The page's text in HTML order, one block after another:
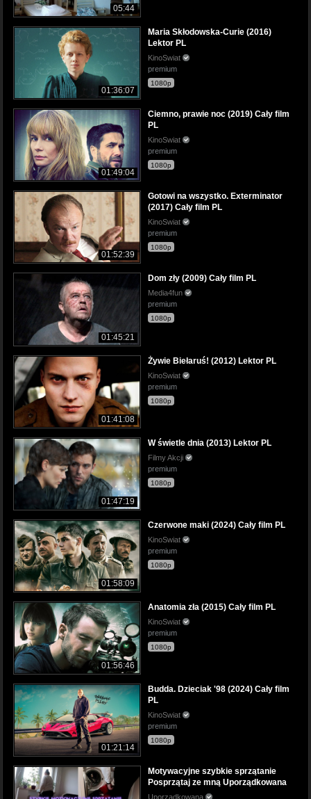
05:44
01:36:07
Maria Skłodowska-Curie (2016)
Lektor PL
KinoSwiat
premium
1080p
01:49:04
Ciemno, prawie noc (2019) Cały film
PL
KinoSwiat
premium
1080p
01:52:39
Gotowi na wszystko. Exterminator
(2017) Cały film PL
KinoSwiat
premium
1080p
01:45:21
Dom zły (2009) Cały film PL
Media4fun
premium
1080p
01:41:08
Żywie Biełaruś! (2012) Lektor PL
KinoSwiat
premium
1080p
01:47:19
W świetle dnia (2013) Lektor PL
Filmy Akcji
premium
1080p
01:58:09
Czerwone maki (2024) Cały film PL
KinoSwiat
premium
1080p
01:56:46
Anatomia zła (2015) Cały film PL
KinoSwiat
premium
1080p
01:21:14
Budda. Dzieciak '98 (2024) Cały film
PL
KinoSwiat
premium
1080p
Motywacyjne szybkie sprzątanie
Posprzątaj ze mną Uporządkowana
Uporzadkowana